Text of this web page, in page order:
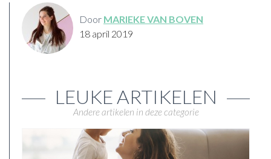
Door MARIEKE VAN BOVEN
18 april 2019
LEUKE ARTIKELEN
Andere artikelen in deze categorie